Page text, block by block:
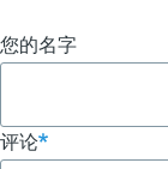
您的名字
评论